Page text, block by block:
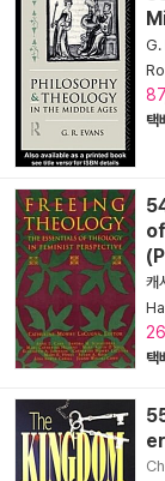
G.
택
캐
택